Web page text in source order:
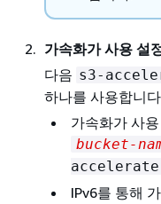
가속화가 사용 설
다음 s3-
하나를 사용합니
가속화가 사
bucket-
IPv6를 통해